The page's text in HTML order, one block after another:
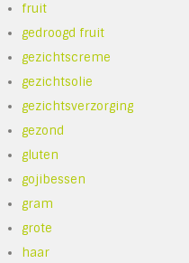
fruit
gedroogd fruit
gezichtscreme
gezichtsolie
gezichtsverzorging
gezond
gluten
gojibessen
gram
grote
haar